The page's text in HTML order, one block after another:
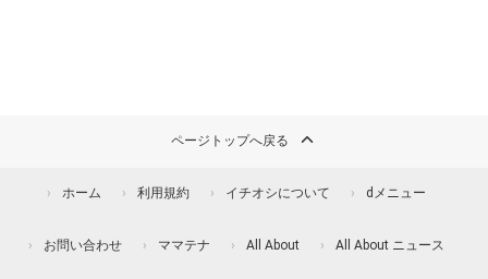
ページトップへ戻る
ホーム 利用規約 イチオシについて dメニュー
お問い合わせ ママテナ All About All About ニュース